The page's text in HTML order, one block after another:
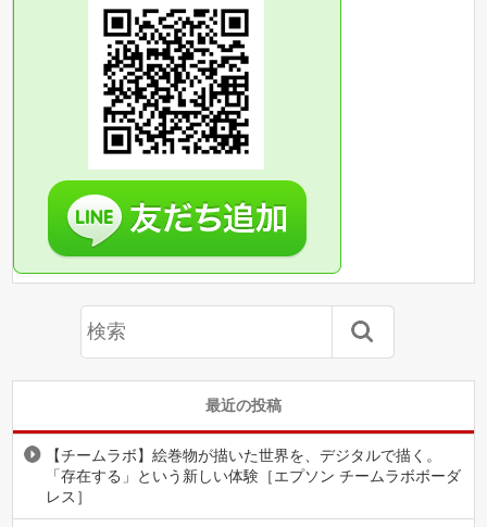
最近の投稿
【チームラボ】絵巻物が描いた世界を、デジタルで描く。
「存在する」という新しい体験［エプソン チームラボボーダ
レス］